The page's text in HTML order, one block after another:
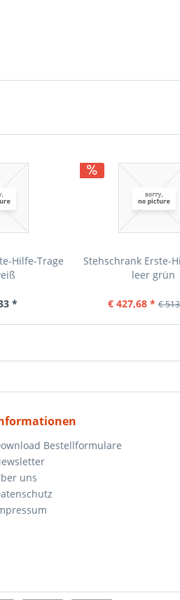
Hilfe-Trage
*
Stehschrank Erste-
leer grün
€ 427,68 * €
Bestellformulare
uns